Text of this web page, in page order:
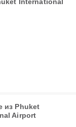
из Phuket
Airport